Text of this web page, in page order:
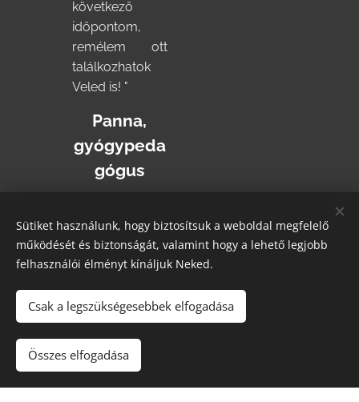
következő
időpontom,
remélem ott
találkozhatok
Veled is! "
Panna,
gyógypeda
gógus
© 2024 Minden jog fenntartva | Ladnai Attiláné dr. Szerencsés
Anita
Az oldalt a
Sütiket használunk, hogy biztosítsuk a weboldal megfelelő
működését és biztonságát, valamint hogy a lehető legjobb
felhasználói élményt kínáljuk Neked.
Csak a legszükségesebbek elfogadása
Összes elfogadása